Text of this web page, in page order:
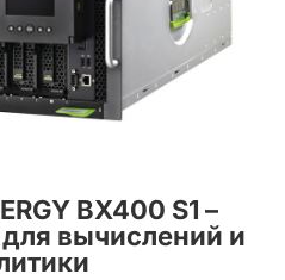
BX400 S1 –
вычислений и